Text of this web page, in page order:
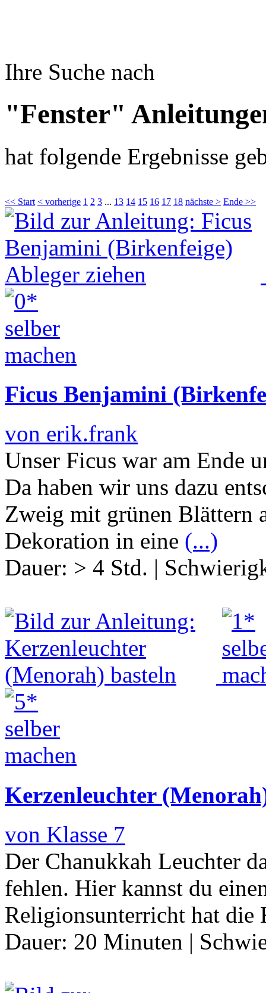
Ihre Suche nach
"Fenster"
hat folgende Ergebnisse
<< Start < vorherige 1 2 3 ... 13 14 15 16 17 18 nächste > Ende >>
Ficus Benjamini
von erik.frank
Unser Ficus war am Ende
Da haben wir uns dazu
Zweig mit grünen Blättern
Dekoration in eine (...)
Dauer: > 4 Std. |
Kerzenleuchter
von Klasse 7
Der Chanukkah Leuchter
fehlen. Hier kannst du
Religionsunterricht hat die
Dauer: 20 Minuten |